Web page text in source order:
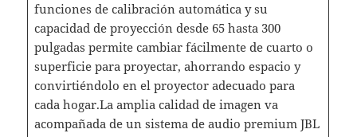
funciones de calibración automática y su
capacidad de proyección desde 65 hasta 300
pulgadas permite cambiar fácilmente de cuarto o
superficie para proyectar, ahorrando espacio y
convirtiéndolo en el proyector adecuado para
cada hogar.La amplia calidad de imagen va
acompañada de un sistema de audio premium JBL